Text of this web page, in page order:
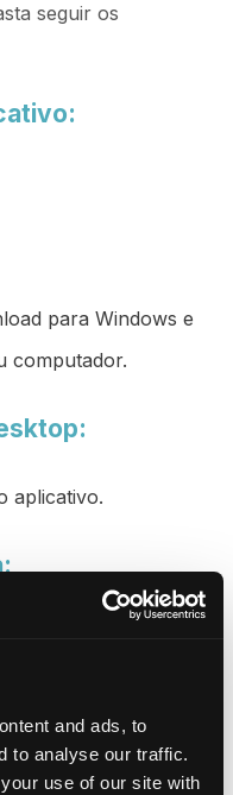
and ads, to
to analyse our traffic.
use of our site with
seguir os
para Windows e
computador.
aplicativo.
opções no
conectados.